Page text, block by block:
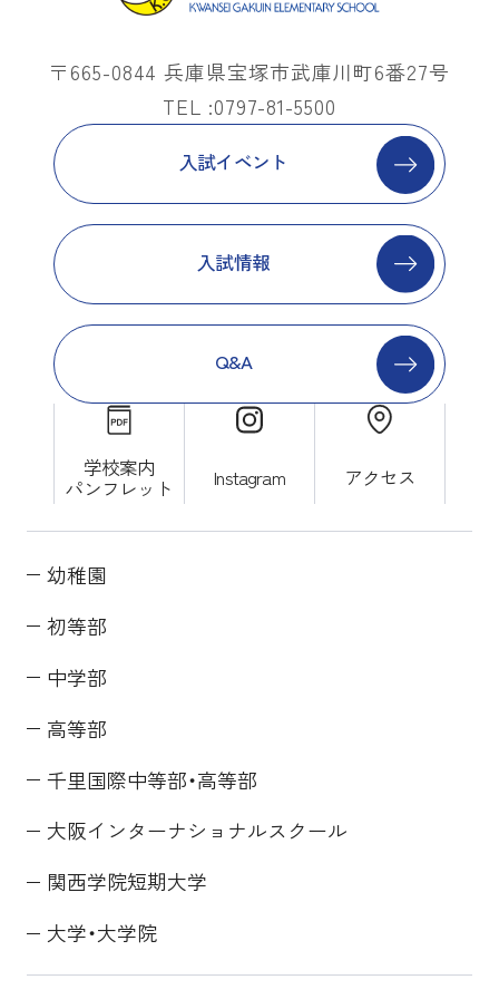
〒665-0844 兵庫県宝塚市武庫川町6番27号
TEL :0797-81-5500
入試イベント
入試情報
Q&A
学校案内
パンフレット Instagram アクセス
幼稚園
初等部
中学部
高等部
千里国際中等部・高等部
大阪インターナショナルスクール
関西学院短期大学
大学・大学院